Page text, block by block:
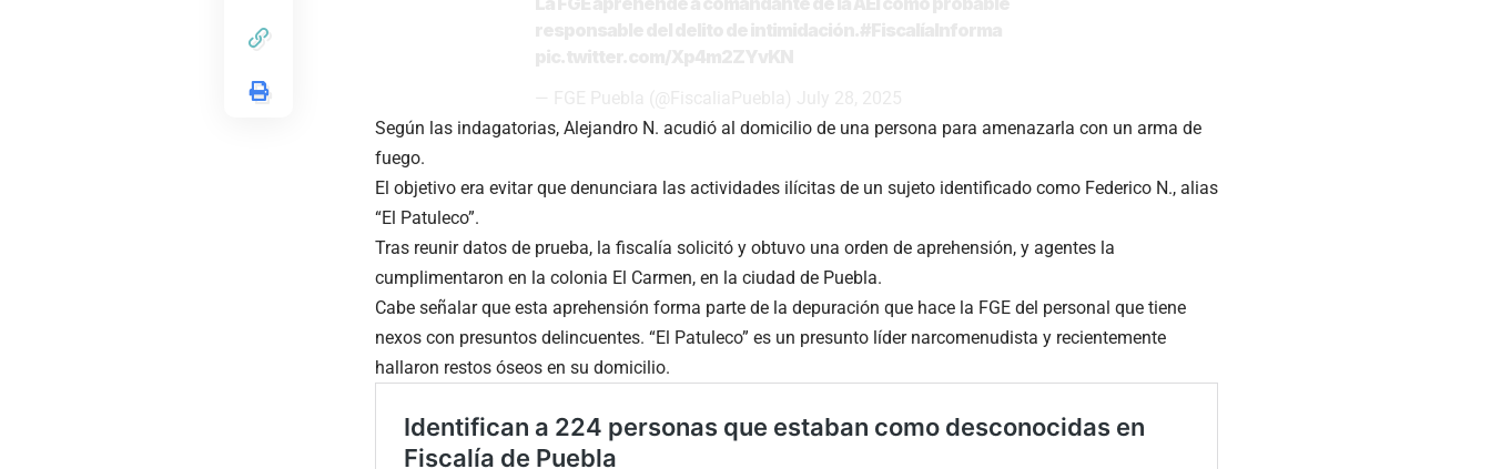
Según las indagatorias, Alejandro N. acudió al domicilio de una persona para amenazarla con un arma de
fuego.
El objetivo era evitar que denunciara las actividades ilícitas de un sujeto identificado como Federico N., alias
“El Patuleco”.
Tras reunir datos de prueba, la fiscalía solicitó y obtuvo una orden de aprehensión, y agentes la
cumplimentaron en la colonia El Carmen, en la ciudad de Puebla.
Cabe señalar que esta aprehensión forma parte de la depuración que hace la FGE del personal que tiene
nexos con presuntos delincuentes. “El Patuleco” es un presunto líder narcomenudista y recientemente
hallaron restos óseos en su domicilio.